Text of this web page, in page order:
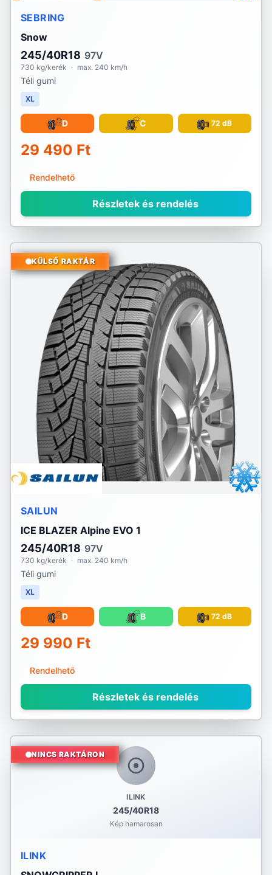
SEBRING
Snow
245/40R18 97V
730 kg/kerék · max. 240 km/h
Téli gumi
XL
D C 72 dB
29 490 Ft
Rendelhető
Részletek és rendelés
KÜLSŐ RAKTÁR
SAILUN
ICE BLAZER Alpine EVO 1
245/40R18 97V
730 kg/kerék · max. 240 km/h
Téli gumi
XL
D B 72 dB
29 990 Ft
Rendelhető
Részletek és rendelés
ILINK
245/40R18
Kép hamarosan
NINCS RAKTÁRON
ILINK